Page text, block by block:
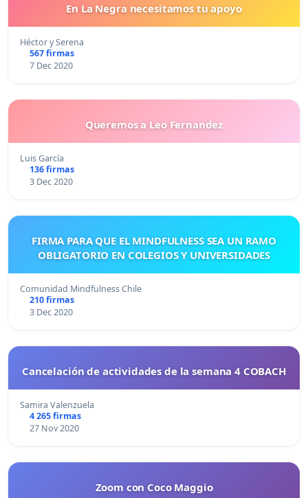
En La Negra necesitamos tu apoyo
Héctor y Serena
567 firmas
7 Dec 2020
Queremos a Leo Fernandez
Luis García
136 firmas
3 Dec 2020
FIRMA PARA QUE EL MINDFULNESS SEA UN RAMO
OBLIGATORIO EN COLEGIOS Y UNIVERSIDADES
Comunidad Mindfulness Chile
210 firmas
3 Dec 2020
Cancelación de actividades de la semana 4 COBACH
Samira Valenzuela
4 265 firmas
27 Nov 2020
Zoom con Coco Maggio